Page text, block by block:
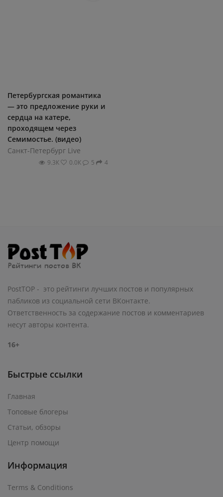
Петербургская романтика
— это предложение руки и
сердца на катере,
проходящем через
Семимостье. (видео)
Санкт-Петербург Live
9.3К 0.0К 5 4
PostTOP - это рейтинги лучших постов и популярных
пабликов из социальной сети ВКонтакте.
Ответственность за содержание постов и комментариев
несут авторы контента.
16+
Быстрые ссылки
Главная
Топовые блогеры
Статьи, обзоры
Центр помощи
Информация
Terms & Conditions